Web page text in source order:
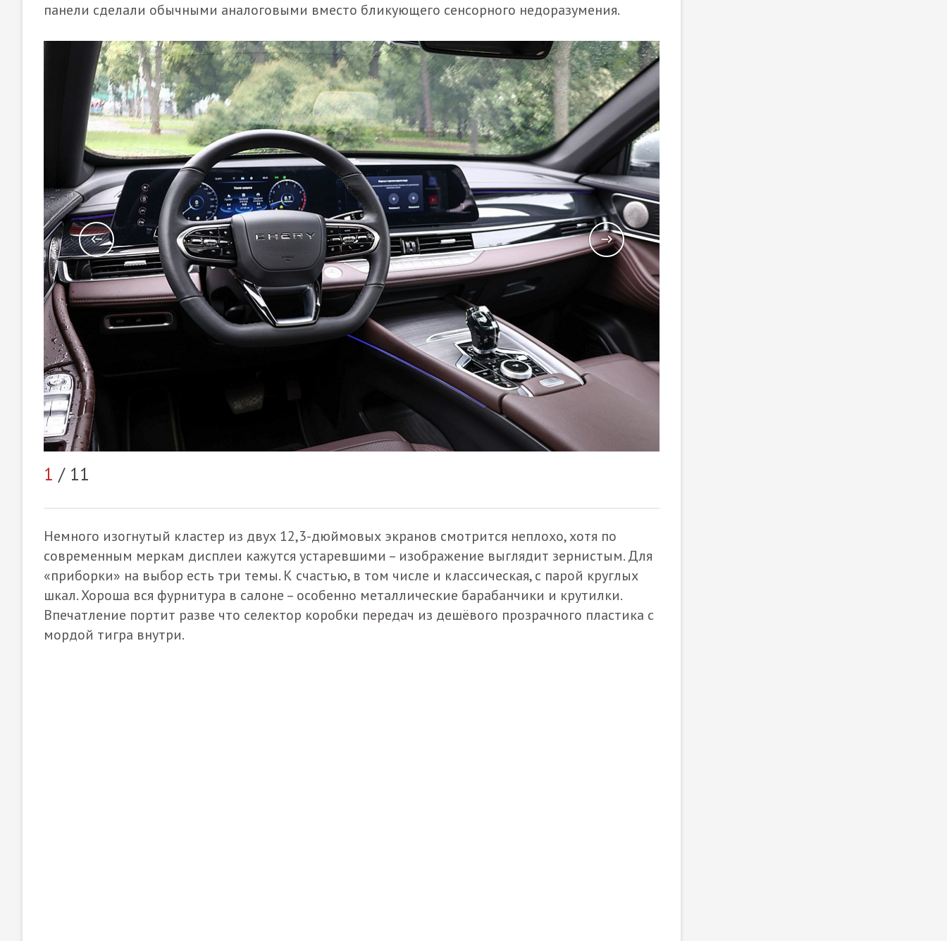
панели сделали обычными аналоговыми вместо бликующего сенсорного недоразумения.
1 / 11
Немного изогнутый кластер из двух 12,3-дюймовых экранов смотрится неплохо, хотя по
современным меркам дисплеи кажутся устаревшими – изображение выглядит зернистым. Для
«приборки» на выбор есть три темы. К счастью, в том числе и классическая, с парой круглых
шкал. Хороша вся фурнитура в салоне – особенно металлические барабанчики и крутилки.
Впечатление портит разве что селектор коробки передач из дешёвого прозрачного пластика с
мордой тигра внутри.